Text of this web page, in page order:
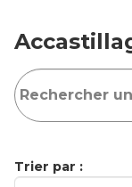
Trier par :